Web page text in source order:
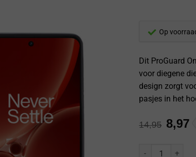
Op
Dit ProGuard
voor diegene
design zorgt
pasjes in het
14,95 8,97
ProGuard